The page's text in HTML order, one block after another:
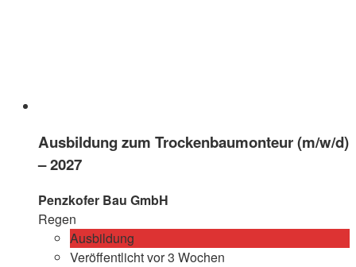
Ausbildung zum Trockenbaumonteur (m/w/d)
– 2027
Penzkofer Bau GmbH
Regen
Ausbildung
Veröffentlicht vor 3 Wochen